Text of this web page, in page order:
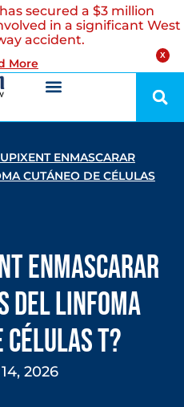
X
secured a $3 million
in a significant West
accident.
More
ENMASCARAR
CUTÁNEO DE CÉLULAS
enmascarar
del linfoma
células T?
2026